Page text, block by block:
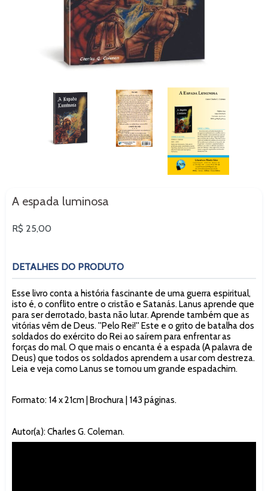
A espada luminosa
Preço
R$ 25,00
DETALHES DO PRODUTO
Esse livro conta a história fascinante de uma guerra espiritual,
isto é, o conflito entre o cristão e Satanás. Lanus aprende que
para ser derrotado, basta não lutar. Aprende também que as
vitórias vêm de Deus. ''Pelo Rei!'' Este e o grito de batalha dos
soldados do exército do Rei ao saírem para enfrentar as
forças do mal. O que mais o encanta é a espada (A palavra de
Deus) que todos os soldados aprendem a usar com destreza.
Leia e veja como Lanus se tornou um grande espadachim.
Formato: 14 x 21cm | Brochura | 143 páginas.
Autor(a): Charles G. Coleman.